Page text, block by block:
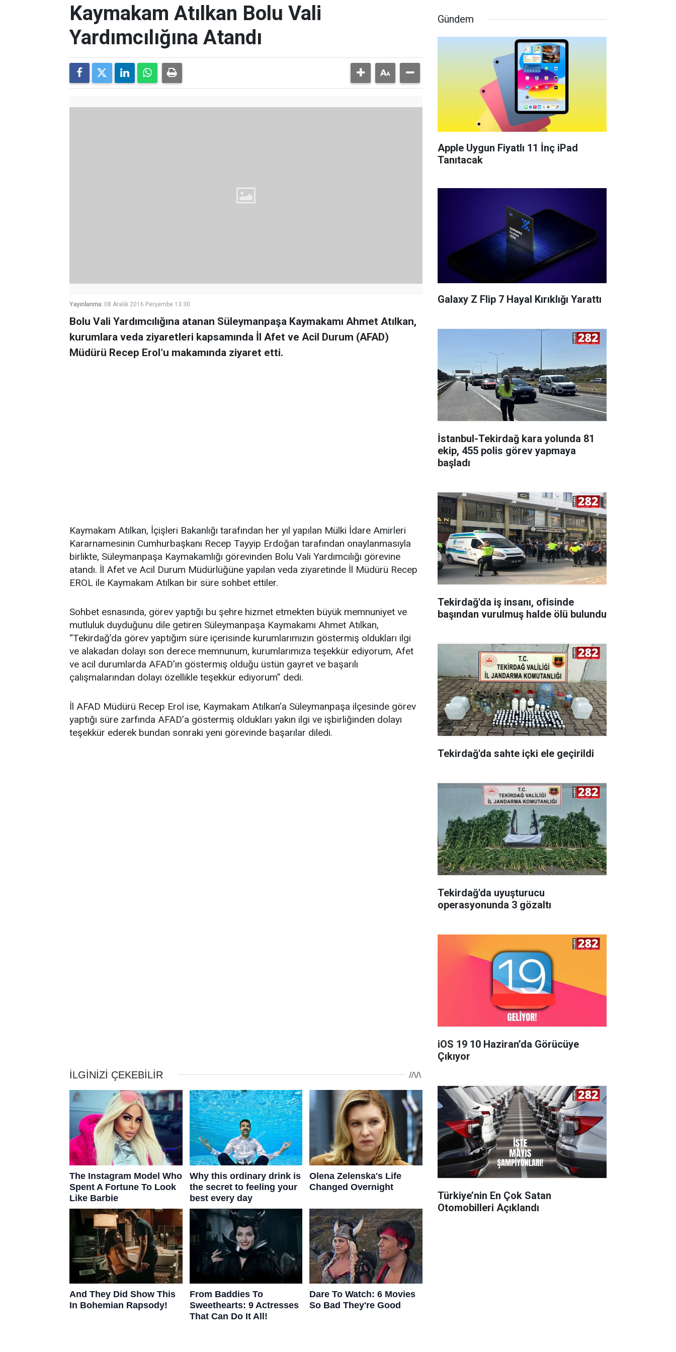
Kaymakam Atılkan Bolu Vali
Yardımcılığına Atandı
Yayınlanma: 08 Aralık 2016 Perşembe 13:30
Bolu Vali Yardımcılığına atanan Süleymanpaşa Kaymakamı Ahmet Atılkan,
kurumlara veda ziyaretleri kapsamında İl Afet ve Acil Durum (AFAD)
Müdürü Recep Erol’u makamında ziyaret etti.
Kaymakam Atılkan, İçişleri Bakanlığı tarafından her yıl yapılan Mülki İdare Amirleri
Kararnamesinin Cumhurbaşkanı Recep Tayyip Erdoğan tarafından onaylanmasıyla
birlikte, Süleymanpaşa Kaymakamlığı görevinden Bolu Vali Yardımcılığı görevine
atandı. İl Afet ve Acil Durum Müdürlüğüne yapılan veda ziyaretinde İl Müdürü Recep
EROL ile Kaymakam Atılkan bir süre sohbet ettiler.
Sohbet esnasında, görev yaptığı bu şehre hizmet etmekten büyük memnuniyet ve
mutluluk duyduğunu dile getiren Süleymanpaşa Kaymakamı Ahmet Atılkan,
“Tekirdağ’da görev yaptığım süre içerisinde kurumlarımızın göstermiş oldukları ilgi
ve alakadan dolayı son derece memnunum, kurumlarımıza teşekkür ediyorum, Afet
ve acil durumlarda AFAD’ın göstermiş olduğu üstün gayret ve başarılı
çalışmalarından dolayı özellikle teşekkür ediyorum” dedi.
İl AFAD Müdürü Recep Erol ise, Kaymakam Atılkan’a Süleymanpaşa ilçesinde görev
yaptığı süre zarfında AFAD’a göstermiş oldukları yakın ilgi ve işbirliğinden dolayı
teşekkür ederek bundan sonraki yeni görevinde başarılar diledi.
Gündem
Apple Uygun Fiyatlı 11 İnç iPad
Tanıtacak
Galaxy Z Flip 7 Hayal Kırıklığı Yarattı
İstanbul-Tekirdağ kara yolunda 81
ekip, 455 polis görev yapmaya
başladı
Tekirdağ'da iş insanı, ofisinde
başından vurulmuş halde ölü bulundu
Tekirdağ'da sahte içki ele geçirildi
Tekirdağ'da uyuşturucu
operasyonunda 3 gözaltı
iOS 19 10 Haziran’da Görücüye
Çıkıyor
Türkiye’nin En Çok Satan
Otomobilleri Açıklandı